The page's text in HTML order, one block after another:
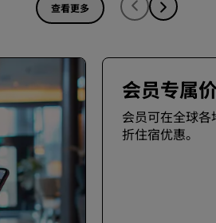
查看更多
会员专属
会员可在全球
折住宿优惠。